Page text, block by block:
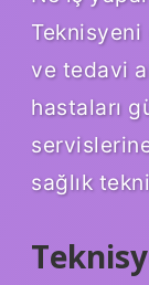
Teknisyeni
ve tedavi
hastaları
sağlık